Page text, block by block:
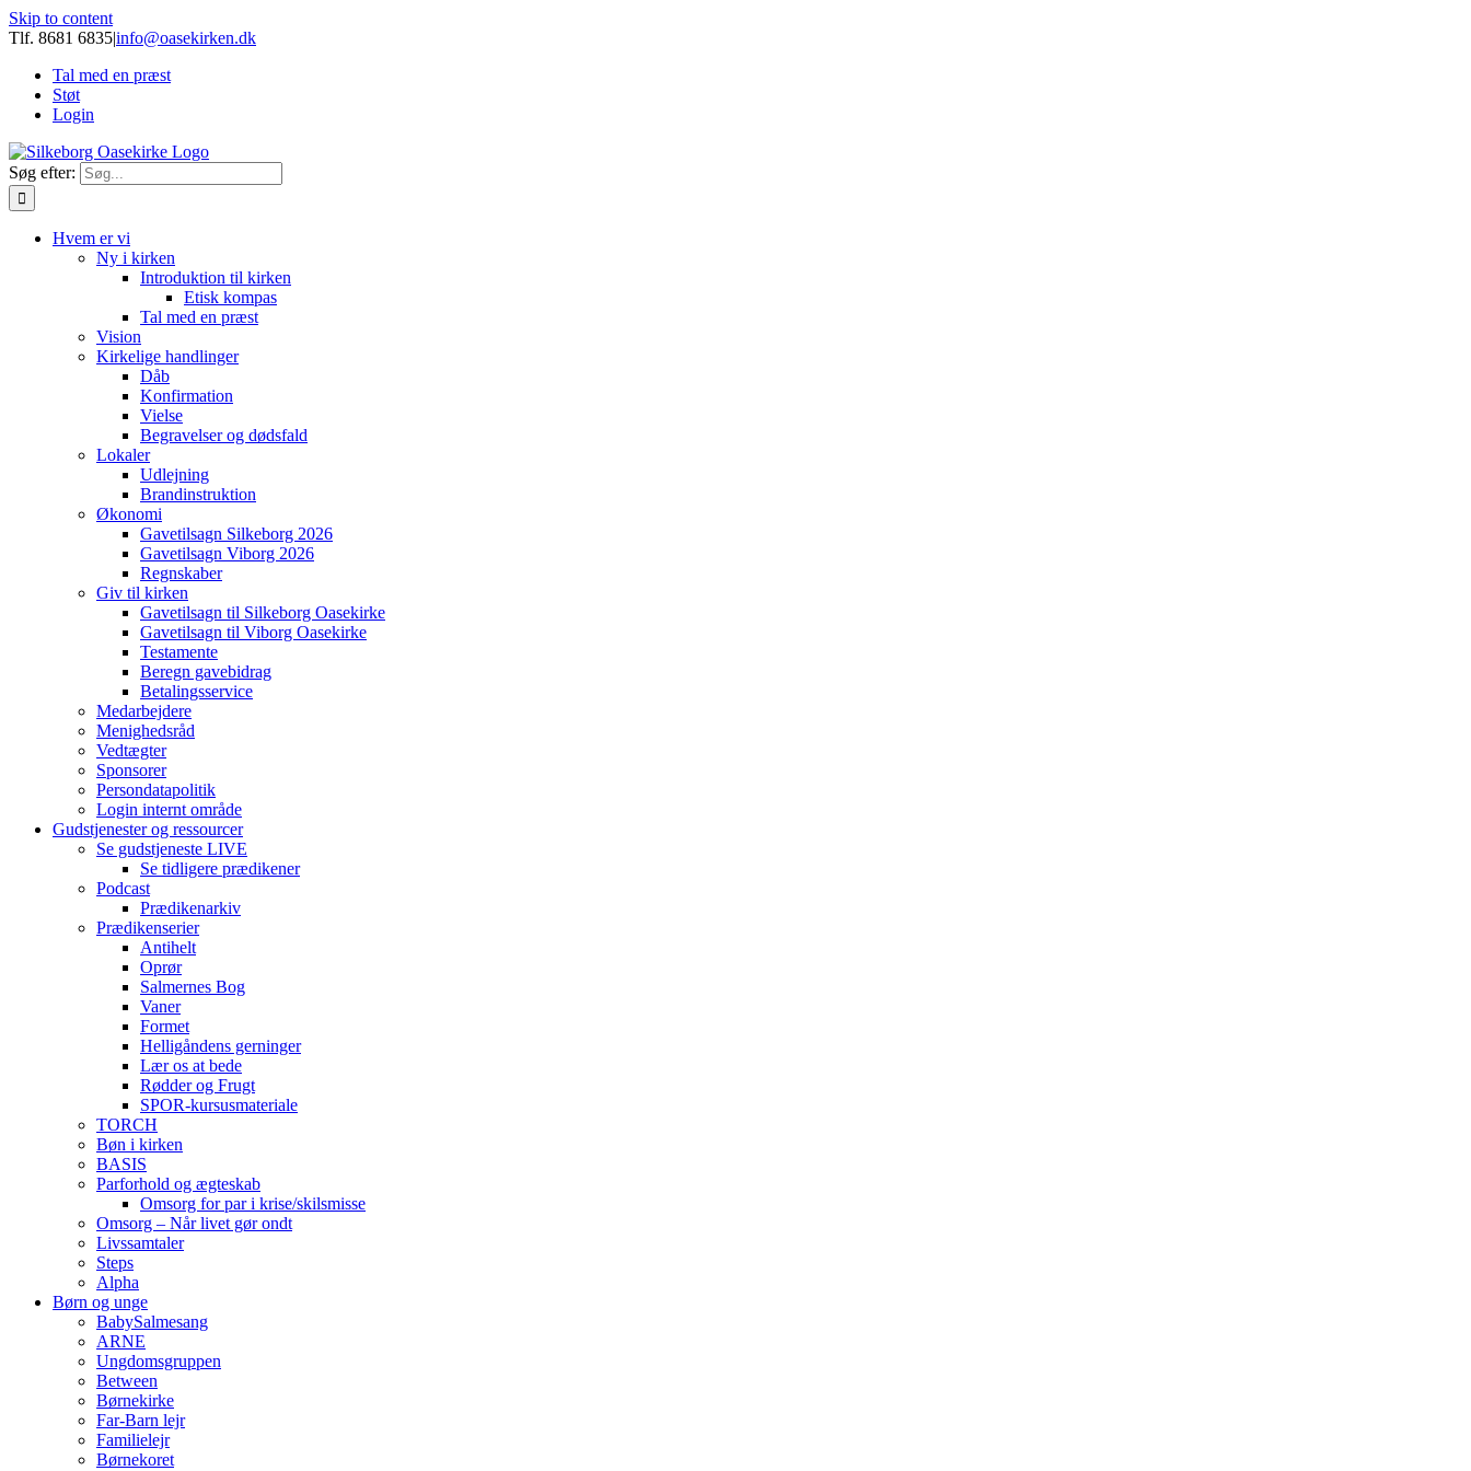
Skip to content
Tlf. 8681 6835|info@oasekirken.dk
Tal med en præst
Støt
Login
Søg efter:
Hvem er vi
Ny i kirken
Introduktion til kirken
Etisk kompas
Tal med en præst
Vision
Kirkelige handlinger
Dåb
Konfirmation
Vielse
Begravelser og dødsfald
Lokaler
Udlejning
Brandinstruktion
Økonomi
Gavetilsagn Silkeborg 2026
Gavetilsagn Viborg 2026
Regnskaber
Giv til kirken
Gavetilsagn til Silkeborg Oasekirke
Gavetilsagn til Viborg Oasekirke
Testamente
Beregn gavebidrag
Betalingsservice
Medarbejdere
Menighedsråd
Vedtægter
Sponsorer
Persondatapolitik
Login internt område
Gudstjenester og ressourcer
Se gudstjeneste LIVE
Se tidligere prædikener
Podcast
Prædikenarkiv
Prædikenserier
Antihelt
Oprør
Salmernes Bog
Vaner
Formet
Helligåndens gerninger
Lær os at bede
Rødder og Frugt
SPOR-kursusmateriale
TORCH
Bøn i kirken
BASIS
Parforhold og ægteskab
Omsorg for par i krise/skilsmisse
Omsorg – Når livet gør ondt
Livssamtaler
Steps
Alpha
Børn og unge
BabySalmesang
ARNE
Ungdomsgruppen
Between
Børnekirke
Far-Barn lejr
Familielejr
Børnekoret